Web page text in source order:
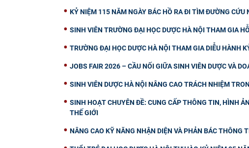
KỶ NIỆM 115 NĂM NGÀY BÁC HỒ RA ĐI TÌM ĐƯỜNG
SINH VIÊN TRƯỜNG ĐẠI HỌC DƯỢC HÀ NỘI THAM GIA
TRƯỜNG ĐẠI HỌC DƯỢC HÀ NỘI THAM GIA DIỄU HÀNH
JOBS FAIR 2026 – CẦU NỐI GIỮA SINH VIÊN DƯỢC VÀ
SINH VIÊN DƯỢC HÀ NỘI NÂNG CAO TRÁCH NHIỆM
SINH HOẠT CHUYÊN ĐỀ: CUNG CẤP THÔNG TIN, HÌNH
THẾ GIỚI
NÂNG CAO KỸ NĂNG NHẬN DIỆN VÀ PHẢN BÁC THÔNG